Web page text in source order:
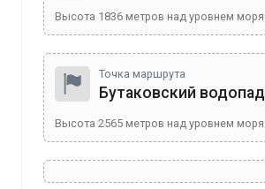
Высота 1836 метров над уровнем моря
Точка маршрута
Бутаковский водопад
Высота 2565 метров над уровнем моря